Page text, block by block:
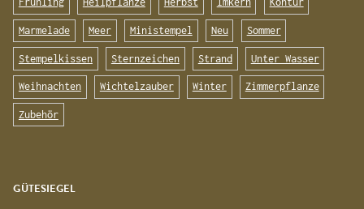
Marmelade Meer Ministempel Neu Sommer
Stempelkissen Sternzeichen Strand Unter Wasser
Weihnachten Wichtelzauber Winter Zimmerpflanze
Zubehör
GÜTESIEGEL